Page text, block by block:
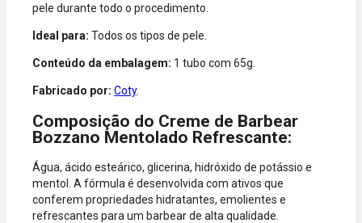
pele durante todo o procedimento.
Ideal para: Todos os tipos de pele.
Conteúdo da embalagem: 1 tubo com 65g.
Fabricado por: Coty.
Composição do Creme de Barbear
Bozzano Mentolado Refrescante:
Água, ácido esteárico, glicerina, hidróxido de potássio e
mentol. A fórmula é desenvolvida com ativos que
conferem propriedades hidratantes, emolientes e
refrescantes para um barbear de alta qualidade.